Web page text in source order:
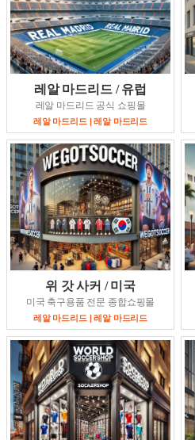
레알 마드리드 / 유럽
레알 마드리드 공식 쇼핑몰
레알 마드리드 | 레알 마드리드
위 갓 사커 / 미국
미국 축구용품 전문 종합쇼핑몰
레알 마드리드 | 레알 마드리드